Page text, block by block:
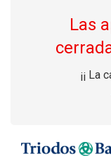
Las
¡¡ La